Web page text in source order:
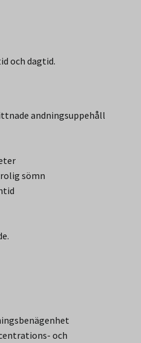
och dagtid.
andningsuppehåll
sömn
och